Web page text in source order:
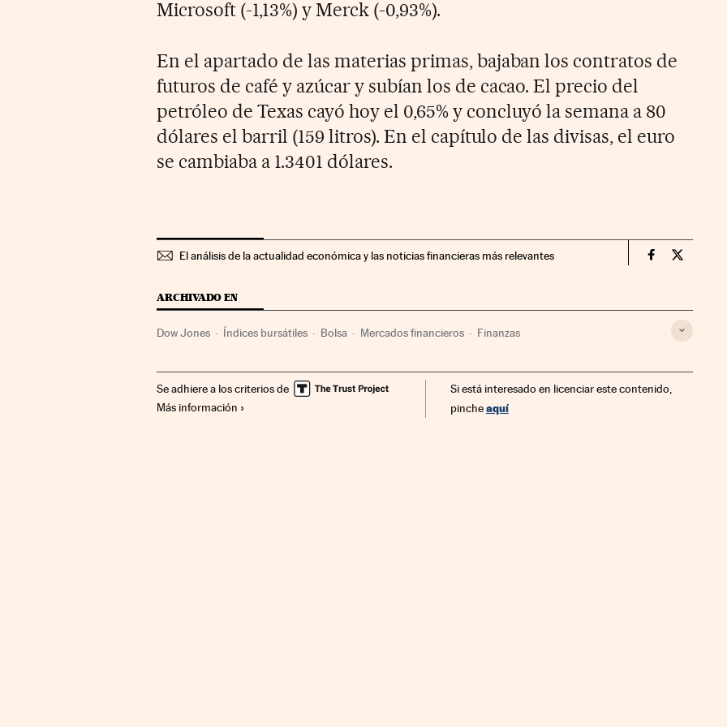
Microsoft (-1,13%) y Merck (-0,93%).
En el apartado de las materias primas, bajaban los contratos de
futuros de café y azúcar y subían los de cacao. El precio del
petróleo de Texas cayó hoy el 0,65% y concluyó la semana a 80
dólares el barril (159 litros). En el capítulo de las divisas, el euro
se cambiaba a 1.3401 dólares.
El análisis de la actualidad económica y las noticias financieras más relevantes Mercados
ARCHIVADO EN
Dow Jones Índices bursátiles Bolsa Mercados financieros Finanzas
Se adhiere a los criterios de
Más información
Si está interesado en licenciar este contenido,
pincheaquí